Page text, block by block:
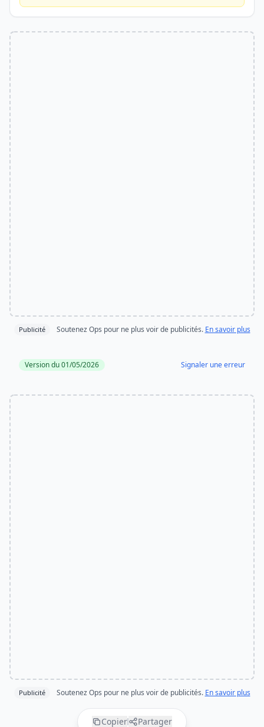
Publicité Soutenez Ops pour ne plus voir de publicités. En savoir plus
Version du 01/05/2026 Signaler une erreur
Publicité Soutenez Ops pour ne plus voir de publicités. En savoir plus
Copier Partager